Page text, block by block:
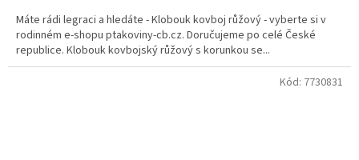
z
5
hvězdiček.
Máte rádi legraci a hledáte - Klobouk kovboj růžový - vyberte si v
rodinném e-shopu ptakoviny-cb.cz. Doručujeme po celé České
republice. Klobouk kovbojský růžový s korunkou se...
Kód: 7730831